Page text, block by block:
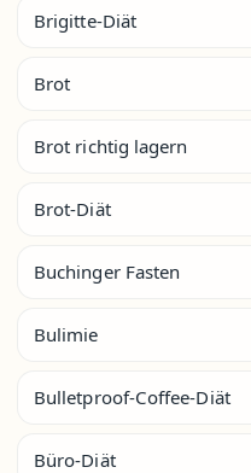
Brigitte-Diät
Brot
Brot richtig lagern
Brot-Diät
Buchinger Fasten
Bulimie
Bulletproof-Coffee-Diät
Büro-Diät